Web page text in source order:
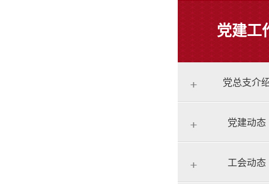
党建工
党总支介
党建动态
工会动态